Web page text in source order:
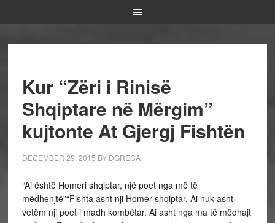
Kur “Zëri i Rinisë
Shqiptare në Mërgim”
kujtonte At Gjergj Fishtën
DECEMBER 29, 2015 BY DGRECA
“Ai është Homeri shqiptar, një poet nga më të
mëdhenjtë”“Fishta asht nji Homer shqiptar. Ai nuk asht
vetëm nji poet i madh kombëtar. Ai asht nga ma të mëdhajt